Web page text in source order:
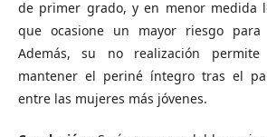
de primer grado, y en menor medida
que ocasione un mayor riesgo
Además, su no realización
mantener el periné íntegro tras el
entre las mujeres más jóvenes.